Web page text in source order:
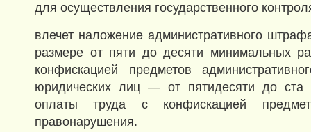
для осуществления государственного
влечет наложение административного
размере от пяти до десяти минимальных
конфискацией предметов
юридических лиц — от пятидесяти до ста
оплаты труда с конфискацией
правонарушения.